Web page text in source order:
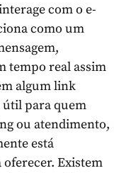
com o e-
como um
tempo real assim
algum link
útil para quem
ou atendimento,
está
oferecer. Existem